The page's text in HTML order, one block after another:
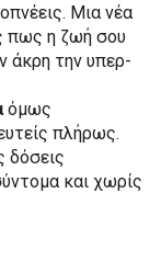
Μια νέα
πως η ζωή σου
άκρη την υπερ-
όμως
πλήρως.
δόσεις
και χωρίς